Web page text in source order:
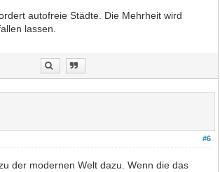
autofreie Städte. Die Mehrheit wird
lassen.
#6
der modernen Welt dazu. Wenn die das